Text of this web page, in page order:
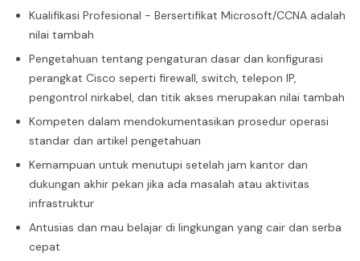
Kualifikasi Profesional - Bersertifikat Microsoft/CCNA adalah
nilai tambah
Pengetahuan tentang pengaturan dasar dan konfigurasi
perangkat Cisco seperti firewall, switch, telepon IP,
pengontrol nirkabel, dan titik akses merupakan nilai tambah
Kompeten dalam mendokumentasikan prosedur operasi
standar dan artikel pengetahuan
Kemampuan untuk menutupi setelah jam kantor dan
dukungan akhir pekan jika ada masalah atau aktivitas
infrastruktur
Antusias dan mau belajar di lingkungan yang cair dan serba
cepat